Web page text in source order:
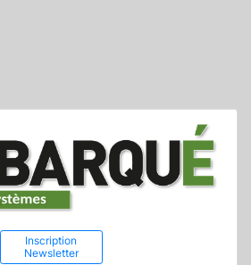
Inscription
Newsletter